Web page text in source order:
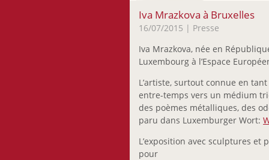
Iva Mrazkova à Bruxelles
16/07/2015 | Presse
Iva Mrazkova, née en
Luxembourg à l’Espace
L’artiste, surtout connue en
entre-temps vers un médium
des poèmes métalliques, des
paru dans Luxemburger Wort:
L’exposition avec sculptures et
pour